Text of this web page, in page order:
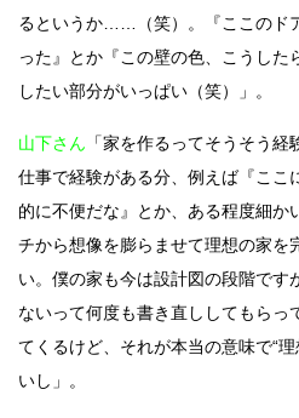
るというか……（笑）。『ここのド
った』とか『この壁の色、こうした
したい部分がいっぱい（笑）」。
山下さん 「家を作るってそうそう
仕事で経験がある分、例えば『ここ
的に不便だな』とか、ある程度細か
チから想像を膨らませて理想の家を
い。僕の家も今は設計図の段階です
ないって何度も書き直ししてもらっ
てくるけど、それが本当の意味で“
いし」。